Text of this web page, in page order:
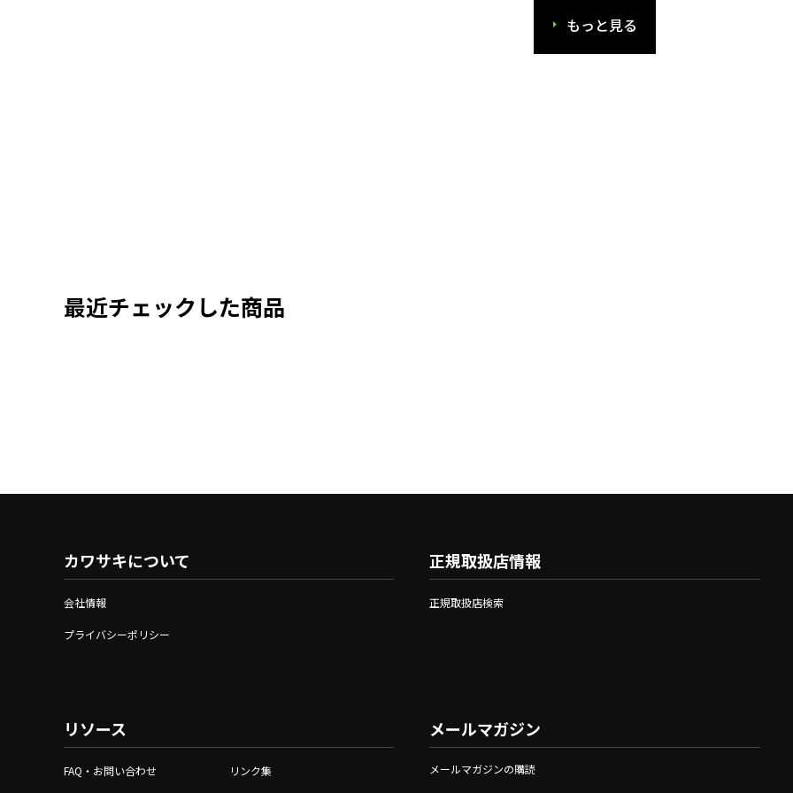
もっと見る
最近チェックした商品
カワサキについて
会社情報
プライバシーポリシー
リソース
FAQ・お問い合わせ リンク集
正規取扱店情報
正規取扱店検索
メールマガジン
メールマガジンの購読